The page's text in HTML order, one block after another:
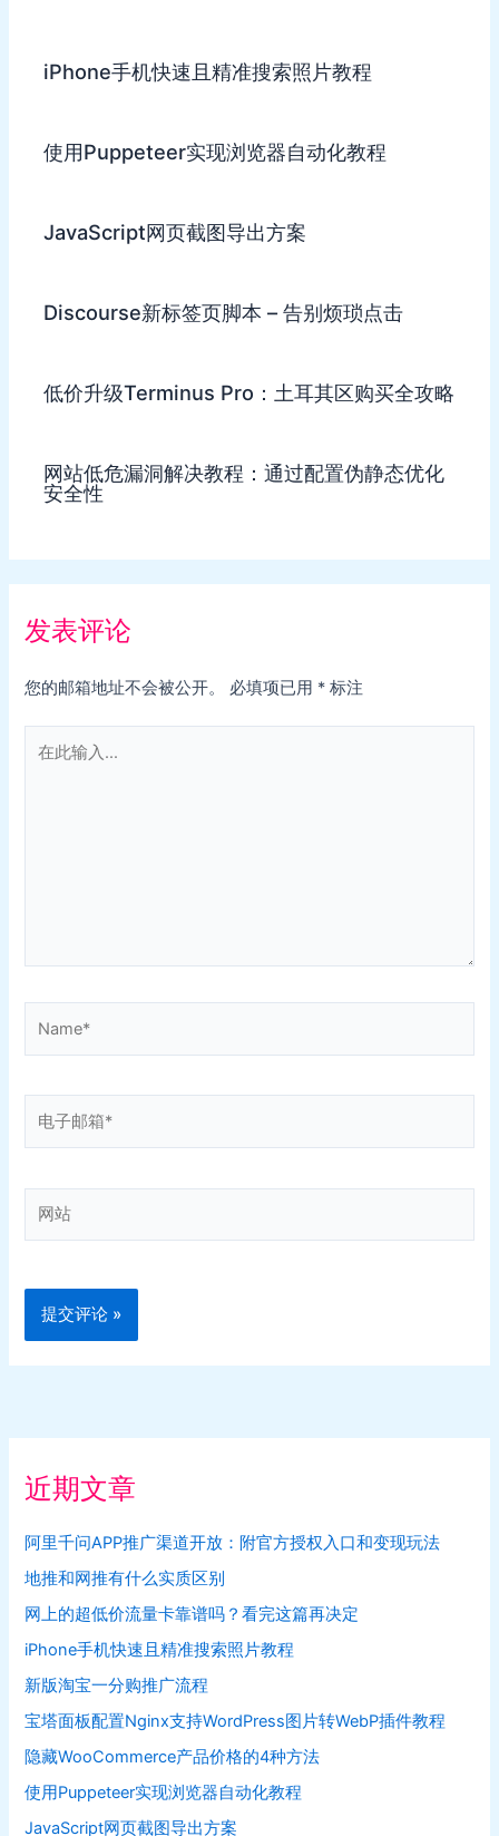
iPhone手机快速且精准搜索照片教程
使用Puppeteer实现浏览器自动化教程
JavaScript网页截图导出方案
Discourse新标签页脚本 – 告别烦琐点击
低价升级Terminus Pro：土耳其区购买全攻略
网站低危漏洞解决教程：通过配置伪静态优化
安全性
发表评论
您的邮箱地址不会被公开。 必填项已用 * 标注
箱
站
近期文章
阿里千问APP推广渠道开放：附官方授权入口和变现玩法
地推和网推有什么实质区别
网上的超低价流量卡靠谱吗？看完这篇再决定
iPhone手机快速且精准搜索照片教程
新版淘宝一分购推广流程
宝塔面板配置Nginx支持WordPress图片转WebP插件教程
隐藏WooCommerce产品价格的4种方法
使用Puppeteer实现浏览器自动化教程
JavaScript网页截图导出方案